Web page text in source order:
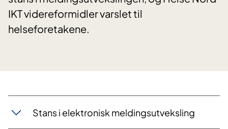
IKT videreformidler varslet til
helseforetakene.
Stans i elektronisk meldingsutveksling